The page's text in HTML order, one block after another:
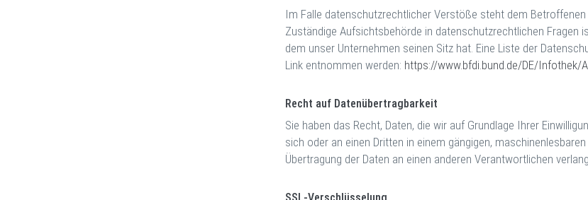
Im Falle datenschutzrechtlicher Verstöße steht dem
Zuständige Aufsichtsbehörde in datenschutzrechtlichen Fragen
dem unser Unternehmen seinen Sitz hat. Eine Liste der
Link entnommen werden: https://www.bfdi.bund.de/DE/Infothek/
Recht auf Datenübertragbarkeit
Sie haben das Recht, Daten, die wir auf Grundlage Ihrer
sich oder an einen Dritten in einem gängigen,
Übertragung der Daten an einen anderen Verantwortlichen